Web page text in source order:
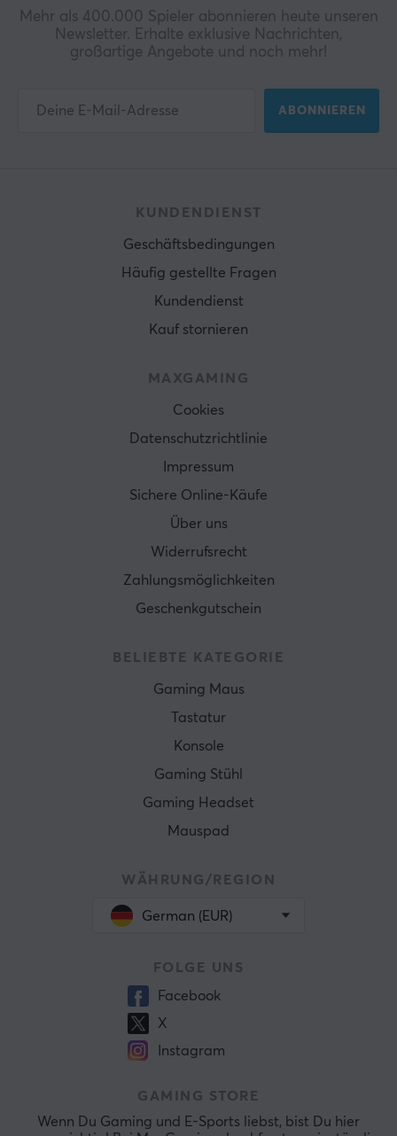
Mehr als 400.000 Spieler abonnieren heute unseren
Newsletter. Erhalte exklusive Nachrichten,
großartige Angebote und noch mehr!
ABONNIEREN
KUNDENDIENST
Geschäftsbedingungen
Häufig gestellte Fragen
Kundendienst
Kauf stornieren
MAXGAMING
Cookies
Datenschutzrichtlinie
Impressum
Sichere Online-Käufe
Über uns
Widerrufsrecht
Zahlungsmöglichkeiten
Geschenkgutschein
BELIEBTE KATEGORIE
Gaming Maus
Tastatur
Konsole
Gaming Stühl
Gaming Headset
Mauspad
WÄHRUNG/REGION
German (EUR)
FOLGE UNS
Facebook
X
Instagram
GAMING STORE
Wenn Du Gaming und E-Sports liebst, bist Du hier